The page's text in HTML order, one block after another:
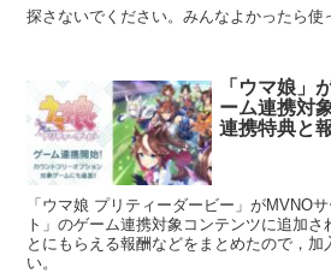
探さないでください。みんなよかったら使
「ウマ娘」
ーム連携対
連携特典と
「ウマ娘 プリティーダービー」がMVNO
ト」のゲーム連携対象コンテンツに追加
とにもらえる報酬などをまとめたので，加
い。